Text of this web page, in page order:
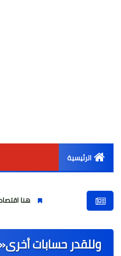
الرئيسية
هنا اقتصاد يُصنع ..شهر
وللقدر حسابات